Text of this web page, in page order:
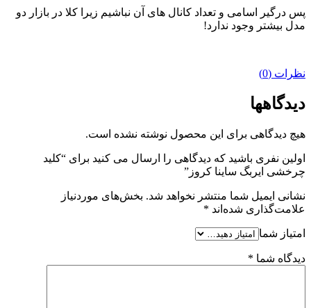
پس درگیر اسامی و تعداد کانال های آن نباشیم زیرا کلا در بازار دو
مدل بیشتر وجود ندارد!
نظرات (0)
دیدگاهها
هیچ دیدگاهی برای این محصول نوشته نشده است.
اولین نفری باشید که دیدگاهی را ارسال می کنید برای “کلید
چرخشی ایربگ ساینا کروز”
نشانی ایمیل شما منتشر نخواهد شد. بخش‌های موردنیاز
علامت‌گذاری شده‌اند *
امتیاز شما
دیدگاه شما *